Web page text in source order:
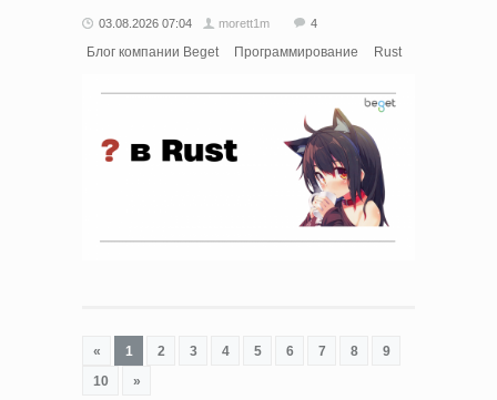
03.08.2026 07:04 morett1m 4
Блог компании Beget Программирование Rust
« 1 2 3 4 5 6 7 8
9
10
»